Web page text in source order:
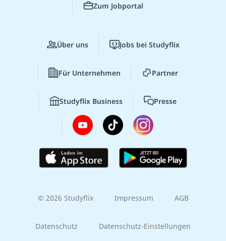
Zum Jobportal
Über uns Jobs bei Studyflix
Für Unternehmen Partner
Studyflix Business Presse
© 2026 Studyflix Impressum AGB
Datenschutz Datenschutz-Einstellungen